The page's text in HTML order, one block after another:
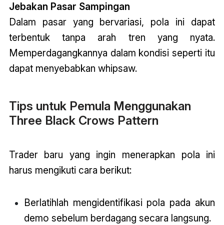
Jebakan Pasar Sampingan
Dalam pasar yang bervariasi, pola ini dapat
terbentuk tanpa arah tren yang nyata.
Memperdagangkannya dalam kondisi seperti itu
dapat menyebabkan whipsaw.
Tips untuk Pemula Menggunakan
Three Black Crows Pattern
Trader baru yang ingin menerapkan pola ini
harus mengikuti cara berikut:
Berlatihlah mengidentifikasi pola pada akun
demo sebelum berdagang secara langsung.